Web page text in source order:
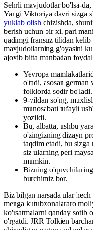
Sehrli mavjudotlar bo'lsa-
Yangi Viktoriya davri sizga
yuklab olish chizishda,
berish uchun bir xil pari
qadimgi fransuz tilidan kelib
mavjudotlarning g'oyasini
ajoyib bitta manbadan
Yevropa
o'tadi, asosan german
folklorda sodir bo'ladi.
9-yildan so'ng,
munosabati tufayli
yozildi.
Bu, albatta, ushbu
o'zingizning dizayn
taqdim etadi, bu sizga
siz ularning peri
mumkin.
Bizning
burchimiz bor.
Biz bilgan narsada ular
menga kutubxonalararo
ko'rsatmalarni qanday sotib
o'rgatdi. JRR Tolkien